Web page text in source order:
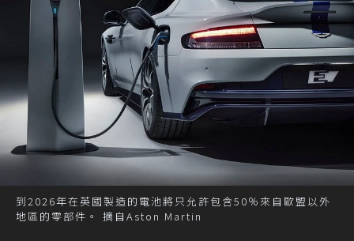
到2026年在英國製造的電池將只允許包含50％來自歐盟以外
地區的零部件。 摘自Aston Martin